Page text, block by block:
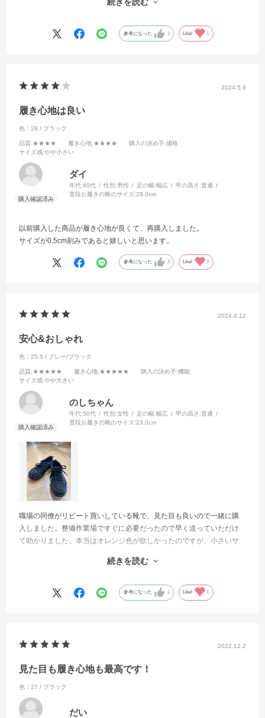
続きを読む
参考になった 1 Like! 1
2024.5.9
履き心地は良い
色：28 / ブラック
品質:★★★★ 履き心地:★★★★ 購入の決め手:価格
サイズ感:やや小さい
ダイ
年代:40代 性別:男性 足の幅:幅広 甲の高さ:普通
普段お履きの靴のサイズ:28.0cm
以前購入した商品が履き心地が良くて、再購入しました。
サイズが0.5cm刻みであると嬉しいと思います。
参考になった 2 Like! 3
2024.4.12
安心&おしゃれ
色：25.5 / グレー/ブラック
品質:★★★★★ 履き心地:★★★★★ 購入の決め手:機能
サイズ感:やや大きい
のしちゃん
年代:50代 性別:女性 足の幅:幅広 甲の高さ:普通
普段お履きの靴のサイズ:23.0cm
職場の同僚がリピート買いしている靴で、見た目も良いので一緒に購
入しました。整備作業場ですぐに必要だったので早く送っていただけ
て助かりました。本当はオレンジ色が欲しかったのですが、小さいサ
が守られている感じが良いです。普段履くサイズより一つ小さいサイ
続きを読む
参考になった 1 Like! 1
2022.12.2
見た目も履き心地も最高です！
色：27 / ブラック
だい